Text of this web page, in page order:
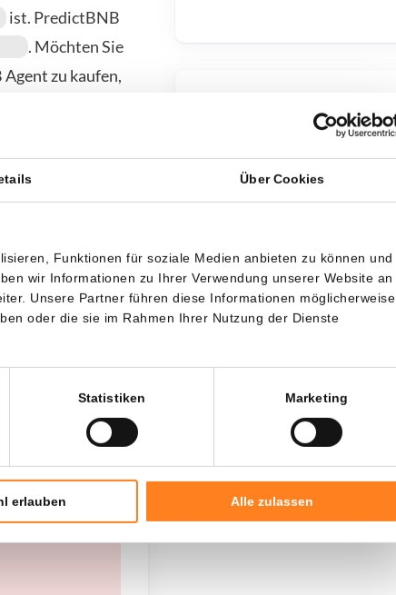
Über Cookies
Funktionen für soziale Medien anbieten zu können und
wir Informationen zu Ihrer Verwendung unserer Website an
Unsere Partner führen diese Informationen möglicherweise
oder die sie im Rahmen Ihrer Nutzung der Dienste
Statistiken Marketing
erlauben Alle zulassen
ist. PredictBNB
. Möchten Sie
zu kaufen,
auf unserer
later
Cash Cat CASHCAT
Block Street BSB
Lighter LIT
Canton CC